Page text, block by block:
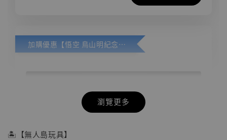
加購優惠【悟空 鳥山明紀念款 [奇蹟工作室]】
瀏覽更多
🏝【無人島玩具】